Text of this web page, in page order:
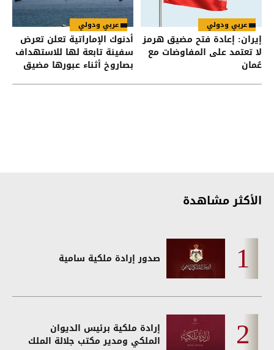
عربي ودولي
إيران: إعادة فتح مضيق هرمز
لا تعتمد على المفاوضات مع
عُمان
عربي ودولي
أدنوك الإماراتية تعلن تعرض
سفينة تابعة لها للاستهداف
بصاروخ أثناء عبورها مضيق
الأكثر مشاهدة
صدور إرادة ملكية سامية
إرادة ملكية برئيس الديوان
الملكي ومدير مكتب جلالة الملك